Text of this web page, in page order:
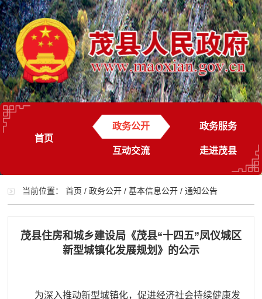
首页
政务公开 政务服务
互动交流 走进茂县
当前位置：首页 /政务公开 /基本信息公开 /通知公告
茂县住房和城乡建设局《茂县“十四五”凤仪城区
新型城镇化发展规划》的公示
为深入推动新型城镇化，促进经济社会持续健康发